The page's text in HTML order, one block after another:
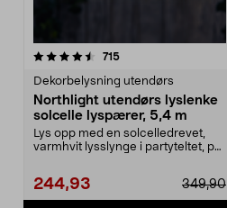
715anmeldelser
Dekorbelysning utendørs
Northlight utendørs lyslenke
solcelle lyspærer, 5,4 m
Lys opp med en solcelledrevet,
varmhvit lysslynge i partyteltet, på
244,93 349,90
4.5 av 5 stjerner